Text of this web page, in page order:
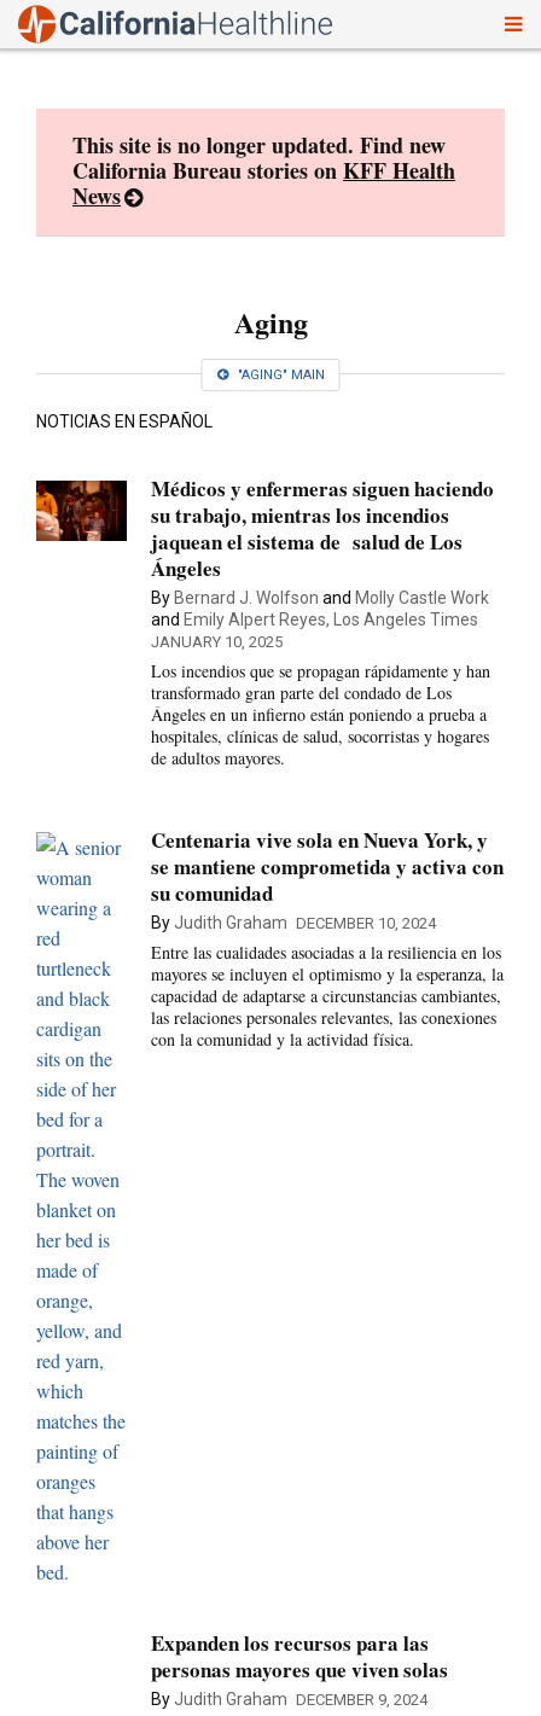
This site is no longer updated. Find new
California Bureau stories onKFF Health
News
Aging
"AGING" MAIN
NOTICIAS EN ESPAÑOL
Médicos y enfermeras siguen haciendo
su trabajo, mientras los incendios
jaquean el sistema de salud de Los
Ángeles
By Bernard J. Wolfson and Molly Castle Work
and Emily Alpert Reyes, Los Angeles Times
JANUARY 10, 2025
Los incendios que se propagan rápidamente y han
transformado gran parte del condado de Los
Ángeles en un infierno están poniendo a prueba a
hospitales, clínicas de salud, socorristas y hogares
de adultos mayores.
Centenaria vive sola en Nueva York, y
se mantiene comprometida y activa con
su comunidad
ByJudith Graham DECEMBER 10, 2024
Entre las cualidades asociadas a la resiliencia en los
mayores se incluyen el optimismo y la esperanza, la
capacidad de adaptarse a circunstancias cambiantes,
las relaciones personales relevantes, las conexiones
con la comunidad y la actividad física.
Expanden los recursos para las
personas mayores que viven solas
ByJudith Graham DECEMBER 9, 2024